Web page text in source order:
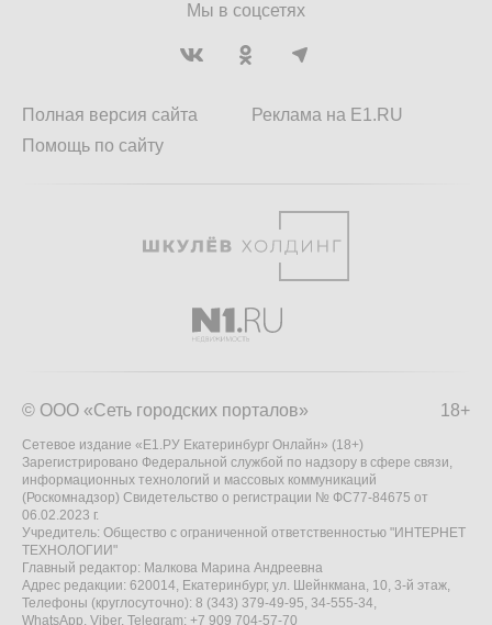
Мы в соцсетях
Полная версия сайта
Помощь по сайту
Реклама на E1.RU
18+
© ООО «Сеть городских порталов»
Сетевое издание «Е1.РУ Екатеринбург Онлайн» (18+)
Зарегистрировано Федеральной службой по надзору в сфере связи,
информационных технологий и массовых коммуникаций
(Роскомнадзор) Свидетельство о регистрации № ФС77-84675 от
06.02.2023 г.
Учредитель: Общество с ограниченной ответственностью "ИНТЕРНЕТ
ТЕХНОЛОГИИ"
Главный редактор: Малкова Марина Андреевна
Адрес редакции: 620014, Екатеринбург, ул. Шейнкмана, 10, 3-й этаж,
Телефоны (круглосуточно): 8 (343) 379-49-95, 34-555-34,
WhatsApp, Viber, Telegram: +7 909 704-57-70